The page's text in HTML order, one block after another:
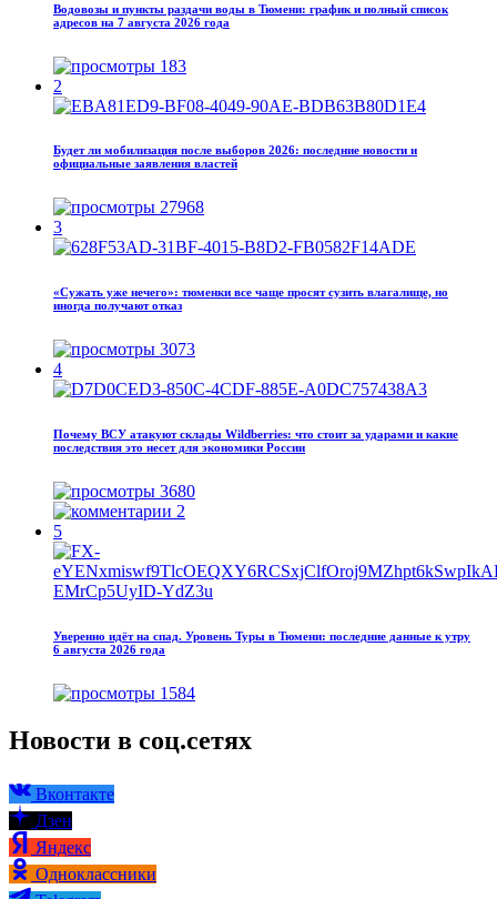
Водовозы и пункты раздачи воды в Тюмени: график и полный список
адресов на 7 августа 2026 года
183
2
Будет ли мобилизация после выборов 2026: последние новости и
официальные заявления властей
27968
3
«Сужать уже нечего»: тюменки все чаще просят сузить влагалище, но
иногда получают отказ
3073
4
Почему ВСУ атакуют склады Wildberries: что стоит за ударами и какие
последствия это несет для экономики России
3680
2
5
Уверенно идёт на спад. Уровень Туры в Тюмени: последние данные к утру
6 августа 2026 года
1584
Новости в соц.сетях
Вконтакте
Дзен
Яндекс
Одноклассники